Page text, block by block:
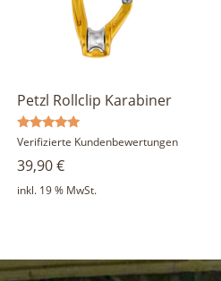
Petzl Rollclip Karabiner
Bewertet
5.00
von 5
Verifizierte Kundenbewertungen
39,90€
inkl. 19 % MwSt.